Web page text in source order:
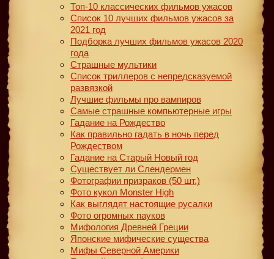
Топ-10 классических фильмов ужасов
Список 10 лучших фильмов ужасов за
2021 год
Подборка лучших фильмов ужасов 2020
года
Страшные мультики
Список триллеров с непредсказуемой
развязкой
Лучшие фильмы про вампиров
Самые страшные компьютерные игры
Гадание на Рождество
Как правильно гадать в ночь перед
Рождеством
Гадание на Старый Новый год
Существует ли Слендермен
Фотографии призраков (50 шт.)
Фото кукол Monster High
Как выглядят настоящие русалки
Фото огромных пауков
Мифология Древней Греции
Японские мифические существа
Мифы Северной Америки